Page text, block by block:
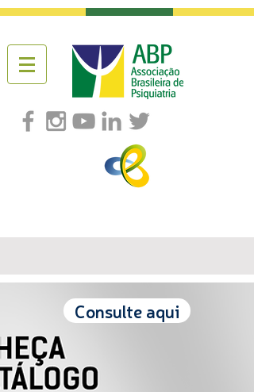
Consulte aqui